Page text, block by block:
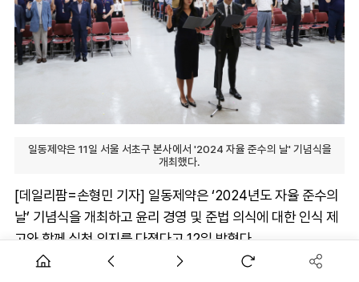
일동제약은 11일 서울 서초구 본사에서 '2024 자율 준수의 날' 기념식을
개최했다.
[데일리팜=손형민 기자] 일동제약은 ‘2024년도 자율 준수의
날’ 기념식을 개최하고 윤리 경영 및 준법 의식에 대한 인식 제
고와 함께 실천 의지를 다졌다고 12일 밝혔다.